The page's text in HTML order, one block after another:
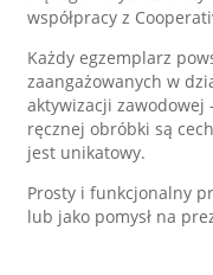
współpracy z
Każdy egzemplarz
zaangażowanych w
aktywizacji zawodowej
ręcznej obróbki są
jest unikatowy.
Prosty i funkcjonalny
lub jako pomysł na